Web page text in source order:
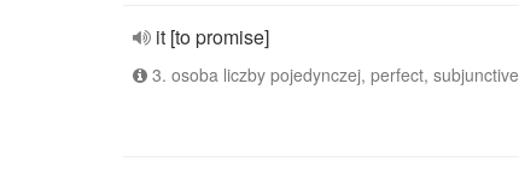
it [to promise]
3. osoba liczby pojedynczej, perfect, subjunctive